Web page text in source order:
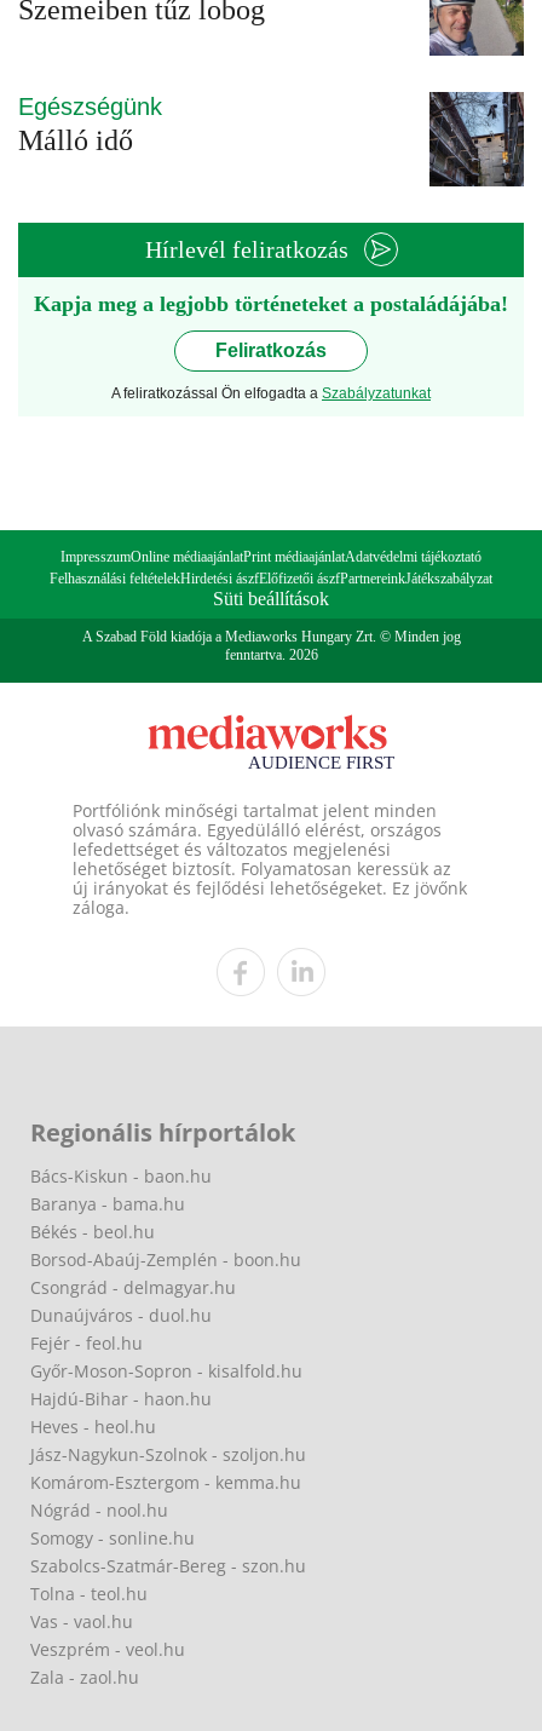
Szemeiben tűz lobog
Egészségünk
Málló idő
Hírlevél feliratkozás
Kapja meg a legjobb történeteket a postaládájába!
Feliratkozás
A feliratkozással Ön elfogadta a Szabályzatunkat
ImpresszumOnline médiaajánlatPrint médiaajánlatAdatvédelmi tájékoztató
Felhasználási feltételekHirdetési ászfElőfizetői ászfPartnereinkJátékszabályzat
Süti beállítások
A Szabad Föld kiadója a Mediaworks Hungary Zrt. © Minden jog
fenntartva. 2026
Portfóliónk minőségi tartalmat jelent minden
olvasó számára. Egyedülálló elérést, országos
lefedettséget és változatos megjelenési
lehetőséget biztosít. Folyamatosan keressük az
új irányokat és fejlődési lehetőségeket. Ez jövőnk
záloga.
Regionális hírportálok
Bács-Kiskun - baon.hu
Baranya - bama.hu
Békés - beol.hu
Borsod-Abaúj-Zemplén - boon.hu
Csongrád - delmagyar.hu
Dunaújváros - duol.hu
Fejér - feol.hu
Győr-Moson-Sopron - kisalfold.hu
Hajdú-Bihar - haon.hu
Heves - heol.hu
Jász-Nagykun-Szolnok - szoljon.hu
Komárom-Esztergom - kemma.hu
Nógrád - nool.hu
Somogy - sonline.hu
Szabolcs-Szatmár-Bereg - szon.hu
Tolna - teol.hu
Vas - vaol.hu
Veszprém - veol.hu
Zala - zaol.hu